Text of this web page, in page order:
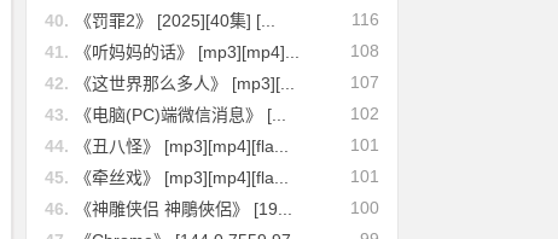
116
40.
《罚罪2》 [2025][40集] [...
108
41.
《听妈妈的话》 [mp3][mp4]...
107
42.
《这世界那么多人》 [mp3][...
102
43.
《电脑(PC)端微信消息》 [...
101
44.
《丑八怪》 [mp3][mp4][fla...
101
45.
《牵丝戏》 [mp3][mp4][fla...
100
46.
《神雕侠侣 神鵰俠侶》 [19...